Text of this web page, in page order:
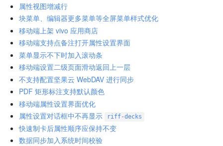
属性视图增减行
块菜单、编辑器更多菜单等全屏菜单样式优化
移动端上架 vivo 应用商店
移动端支持点备注打开属性设置界面
菜单显示不下时加入滚动条
移动端设置二级页面滑动返回上一层
不支持配置坚果云 WebDAV 进行同步
PDF 矩形标注支持默认颜色
移动端属性设置界面优化
属性设置对话框中不再显示
riff-decks
快速制卡后属性顺序应保持不变
数据同步加入系统时间校验